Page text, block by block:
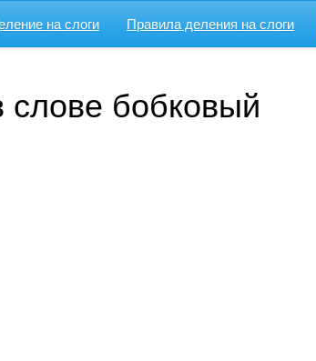
на слоги Правила деления на слоги
бобковый